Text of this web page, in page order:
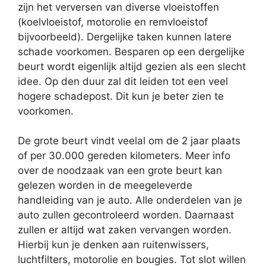
zijn het verversen van diverse vloeistoffen
(koelvloeistof, motorolie en remvloeistof
bijvoorbeeld). Dergelijke taken kunnen latere
schade voorkomen. Besparen op een dergelijke
beurt wordt eigenlijk altijd gezien als een slecht
idee. Op den duur zal dit leiden tot een veel
hogere schadepost. Dit kun je beter zien te
voorkomen.
De grote beurt vindt veelal om de 2 jaar plaats
of per 30.000 gereden kilometers. Meer info
over de noodzaak van een grote beurt kan
gelezen worden in de meegeleverde
handleiding van je auto. Alle onderdelen van je
auto zullen gecontroleerd worden. Daarnaast
zullen er altijd wat zaken vervangen worden.
Hierbij kun je denken aan ruitenwissers,
luchtfilters, motorolie en bougies. Tot slot willen